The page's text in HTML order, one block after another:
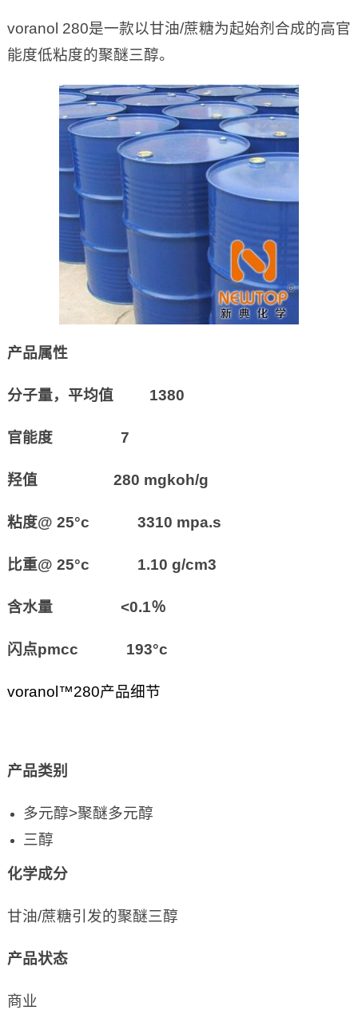
voranol 280是一款以甘油/蔗糖为起始剂合成的高官
能度低粘度的聚醚三醇。
产品属性
分子量，平均值 1380
官能度 7
羟值 280 mgkoh/g
粘度@ 25°c 3310 mpa.s
比重@ 25°c 1.10 g/cm3
含水量 <0.1％
闪点pmcc 193°c
voranol™280产品细节
产品类别
多元醇>聚醚多元醇
三醇
化学成分
甘油/蔗糖引发的聚醚三醇
产品状态
商业